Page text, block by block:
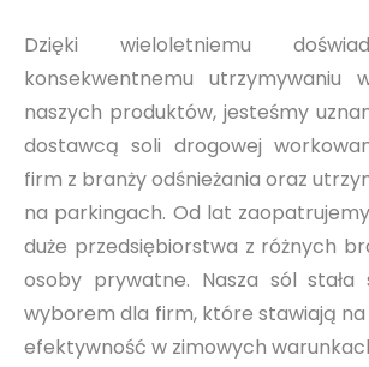
Dzięki wieloletniemu
konsekwentnemu utrzymywaniu
naszych produktów, jesteśmy
dostawcą soli drogowej
firm z branży odśnieżania oraz
na parkingach. Od lat
duże przedsiębiorstwa z różnych
osoby prywatne. Nasza sól stała
wyborem dla firm, które stawiają na
efektywność w zimowych